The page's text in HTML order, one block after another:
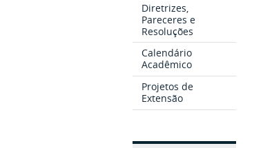
Diretrizes,
Pareceres e
Resoluções
Calendário
Acadêmico
Projetos de
Extensão